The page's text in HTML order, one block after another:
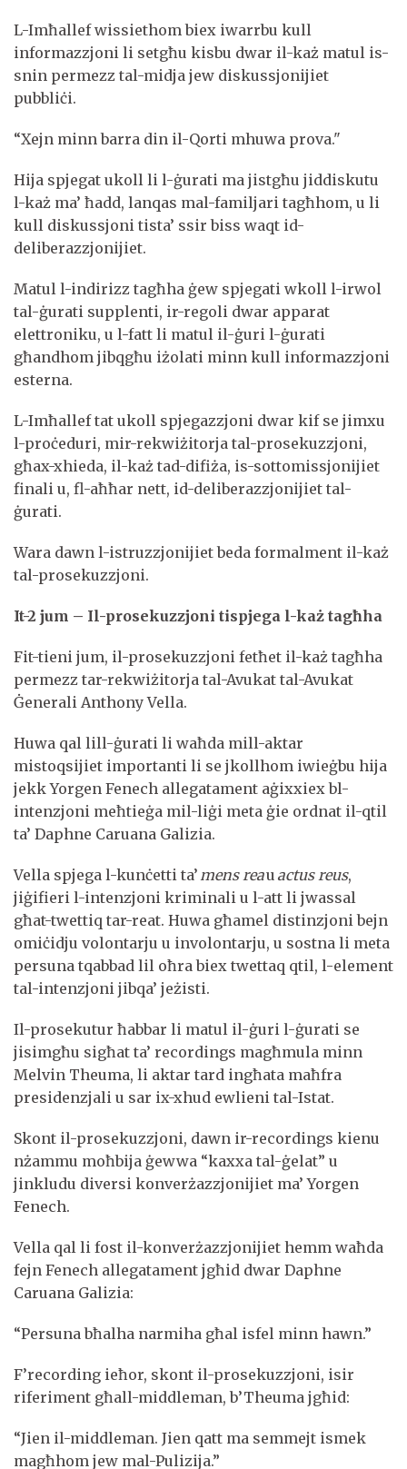
L-Imħallef wissiethom biex iwarrbu kull
informazzjoni li setgħu kisbu dwar il-każ matul is-
snin permezz tal-midja jew diskussjonijiet
pubbliċi.
“Xejn minn barra din il-Qorti mhuwa prova."
Hija spjegat ukoll li l-ġurati ma jistgħu jiddiskutu
l-każ ma’ ħadd, lanqas mal-familjari tagħhom, u li
kull diskussjoni tista’ ssir biss waqt id-
deliberazzjonijiet.
Matul l-indirizz tagħha ġew spjegati wkoll l-irwol
tal-ġurati supplenti, ir-regoli dwar apparat
elettroniku, u l-fatt li matul il-ġuri l-ġurati
għandhom jibqgħu iżolati minn kull informazzjoni
esterna.
L-Imħallef tat ukoll spjegazzjoni dwar kif se jimxu
l-proċeduri, mir-rekwiżitorja tal-prosekuzzjoni,
għax-xhieda, il-każ tad-difiża, is-sottomissjonijiet
finali u, fl-aħħar nett, id-deliberazzjonijiet tal-
ġurati.
Wara dawn l-istruzzjonijiet beda formalment il-każ
tal-prosekuzzjoni.
It-2 jum – Il-prosekuzzjoni tispjega l-każ tagħha
Fit-tieni jum, il-prosekuzzjoni fetħet il-każ tagħha
permezz tar-rekwiżitorja tal-Avukat tal-Avukat
Ġenerali Anthony Vella.
Huwa qal lill-ġurati li waħda mill-aktar
mistoqsijiet importanti li se jkollhom iwieġbu hija
jekk Yorgen Fenech allegatament aġixxiex bl-
intenzjoni meħtieġa mil-liġi meta ġie ordnat il-qtil
ta’ Daphne Caruana Galizia.
Vella spjega l-kunċetti ta’mens reau actus reus,
jiġifieri l-intenzjoni kriminali u l-att li jwassal
għat-twettiq tar-reat. Huwa għamel distinzjoni bejn
omiċidju volontarju u involontarju, u sostna li meta
persuna tqabbad lil oħra biex twettaq qtil, l-element
tal-intenzjoni jibqa’ jeżisti.
Il-prosekutur ħabbar li matul il-ġuri l-ġurati se
jisimgħu sigħat ta’ recordings magħmula minn
Melvin Theuma, li aktar tard ingħata maħfra
presidenzjali u sar ix-xhud ewlieni tal-Istat.
Skont il-prosekuzzjoni, dawn ir-recordings kienu
nżammu moħbija ġewwa “kaxxa tal-ġelat” u
jinkludu diversi konverżazzjonijiet ma’ Yorgen
Fenech.
Vella qal li fost il-konverżazzjonijiet hemm waħda
fejn Fenech allegatament jgħid dwar Daphne
Caruana Galizia:
“Persuna bħalha narmiha għal isfel minn hawn.”
F’recording ieħor, skont il-prosekuzzjoni, isir
riferiment għall-middleman, b’Theuma jgħid:
“Jien il-middleman. Jien qatt ma semmejt ismek
magħhom jew mal-Pulizija.”